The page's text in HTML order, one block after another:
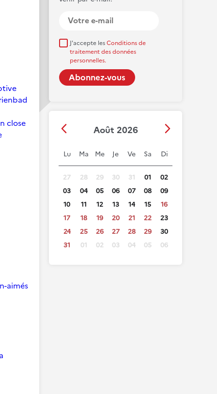
J'accepte lesConditions de
traitement des données
personnelles.
Août 2026
Lu Ma Me Je Ve Sa Di
27 28 29 30 31 01
02
03
04 05 06 07 08
09
10
11 12 13 14 15
16
17
18 19 20 21 22
23
24
25 26 27 28 29
30
31
01 02 03 04 05 06
close
aimés